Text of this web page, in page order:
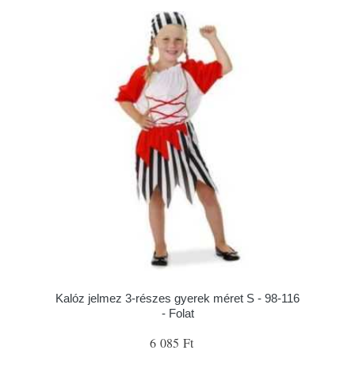
Kalóz jelmez 3-részes gyerek méret S - 98-116
- Folat
6 085 Ft